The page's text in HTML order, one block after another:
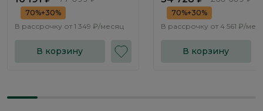
70%+30%
В рассрочку от 1 349 ₽/месяц
В корзину
70%+30%
В рассрочку от 4 561 ₽/
В корзину